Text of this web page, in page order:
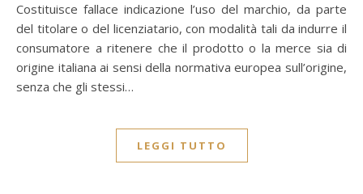
Costituisce fallace indicazione l’uso del marchio, da parte
del titolare o del licenziatario, con modalità tali da indurre il
consumatore a ritenere che il prodotto o la merce sia di
origine italiana ai sensi della normativa europea sull’origine,
senza che gli stessi…
LEGGI TUTTO